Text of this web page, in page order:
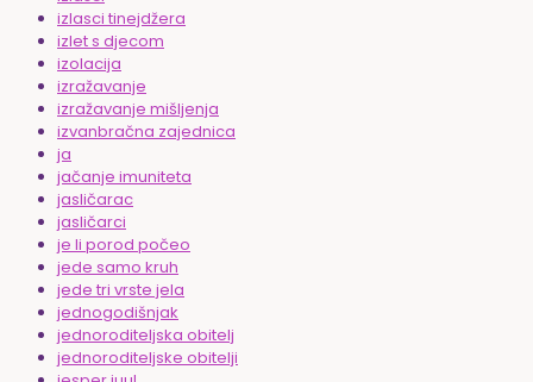
izlasci tinejdžera
izlet s djecom
izolacija
izražavanje
izražavanje mišljenja
izvanbračna zajednica
ja
jačanje imuniteta
jasličarac
jasličarci
je li porod počeo
jede samo kruh
jede tri vrste jela
jednogodišnjak
jednoroditeljska obitelj
jednoroditeljske obitelji